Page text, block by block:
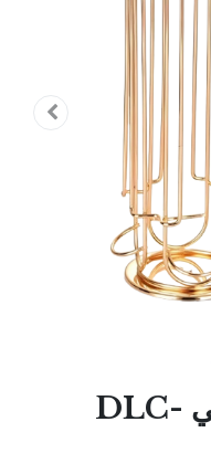
حامل كبسولات دولتشي DLC-